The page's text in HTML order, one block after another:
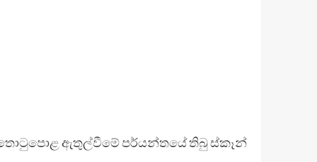
තොටුපොළ ඇතුල්වීමේ පර්යන්තයේ තිබු ස්කෑන්